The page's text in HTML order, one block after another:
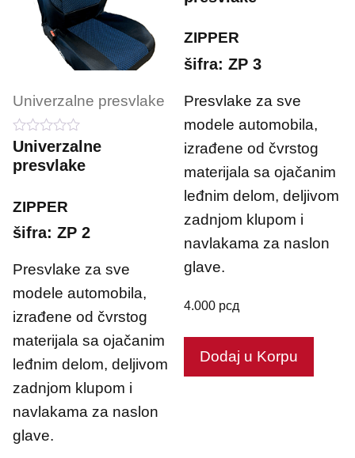
Univerzalne presvlake
0
o
u
f
Univerzalne
presvlake
ZIPPER
šifra: ZP 2
Presvlake za sve
modele automobila,
izrađene od čvrstog
materijala sa ojačanim
leđnim delom, deljivom
zadnjom klupom i
navlakama za naslon
glave.
f
ZIPPER
šifra: ZP 3
Presvlake za sve
modele automobila,
izrađene od čvrstog
materijala sa ojačanim
leđnim delom, deljivom
zadnjom klupom i
navlakama za naslon
glave.
4.000 рсд
Dodaj u Korpu